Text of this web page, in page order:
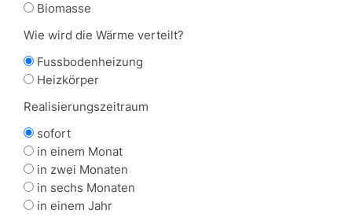
Biomasse
Wie wird die Wärme verteilt?
Fussbodenheizung
Heizkörper
Realisierungszeitraum
sofort
in einem Monat
in zwei Monaten
in sechs Monaten
in einem Jahr